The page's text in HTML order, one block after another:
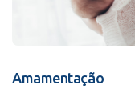
Amamentação